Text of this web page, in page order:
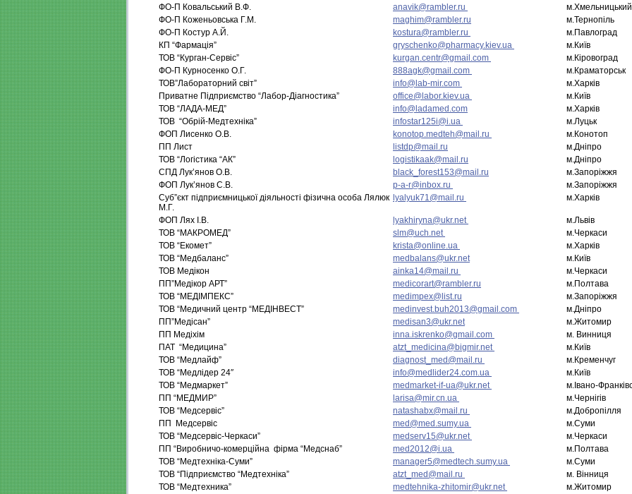
ФО-П Ковальський В.Ф.
anavik@rambler.ru
м.Хмельницький
ФО-П Коженьовська Г.М.
maghim@rambler.ru
м.Тернопіль
ФО-П Костур А.Й.
kostura@rambler.ru
м.Павлоград
КП “Фармація”
gryschenko@pharmacy.kiev.ua
м.Київ
ТОВ “Курган-Сервіс”
kurgan.centr@gmail.com
м.Кіровоград
ФО-П Курносенко О.Г.
888agk@gmail.com
м.Краматорськ
ТОВ”Лабораторний світ”
info@lab-mir.com
м.Харків
Приватне Підприємство “Лабор-Діагностика”
office@labor.kiev.ua
м.Київ
ТОВ “ЛАДА-МЕД”
info@ladamed.com
м.Харків
ТОВ “Обрій-Медтехніка”
infostar125i@i.ua
м.Луцьк
ФОП Лисенко О.В.
konotop.medteh@mail.ru
м.Конотоп
ПП Лист
listdp@mail.ru
м.Дніпро
ТОВ “Логістика “АК”
logistikaak@mail.ru
м.Дніпро
СПД Лук’янов О.В.
black_forest153@mail.ru
м.Запоріжжя
ФОП Лук’янов С.В.
p-a-r@inbox.ru
м.Запоріжжя
Суб”єкт підприємницької діяльності фізична особа Лялюк
М.Г.
lyalyuk71@mail.ru м.Харків
ФОП Лях І.В. lyakhiryna@ukr.net
м.Львів
ТОВ “МАКРОМЕД”
slm@uch.net
м.Черкаси
ТОВ “Екомет”
krista@online.ua
м.Харків
ТОВ “Медбаланс”
medbalans@ukr.net
м.Київ
ТОВ Медікон
ainka14@mail.ru
м.Черкаси
ПП”Медікор АРТ”
medicorart@rambler.ru
м.Полтава
ТОВ “МЕДІМПЕКС”
medimpex@list.ru
м.Запоріжжя
ТОВ “Медичний центр “МЕДІНВЕСТ”
medinvest.buh2013@gmail.com
м.Дніпро
ПП”Медісан”
medisan3@ukr.net
м.Житомир
ПП Медіхім
inna.iskrenko@gmail.com
м. Винниця
ПАТ “Медицина”
atzt_medicina@bigmir.net
м.Київ
ТОВ “Медлайф”
diagnost_med@mail.ru
м.Кременчуг
ТОВ “Медлідер 24″
info@medlider24.com.ua
м.Київ
ТОВ “Медмаркет”
medmarket-if-ua@ukr.net
м.Івано-
ПП “МЕДМИР”
larisa@mir.cn.ua
м.Чернігів
ТОВ “Медсервіс”
natashabx@mail.ru
м.Добропілля
ПП Медсервіс
med@med.sumy.ua
м.Суми
ТОВ “Медсервіс-Черкаси”
medserv15@ukr.net
м.Черкаси
ПП “Виробничо-комерційна фірма “Медснаб”
med2012@i.ua
м.Полтава
ТОВ “Медтехніка-Суми”
manager5@medtech.sumy.ua
м.Суми
ТОВ “Підприємство “Медтехніка”
atzt_med@mail.ru
м. Вінниця
ТОВ “Медтехника”
medtehnika-zhitomir@ukr.net
м.Житомир